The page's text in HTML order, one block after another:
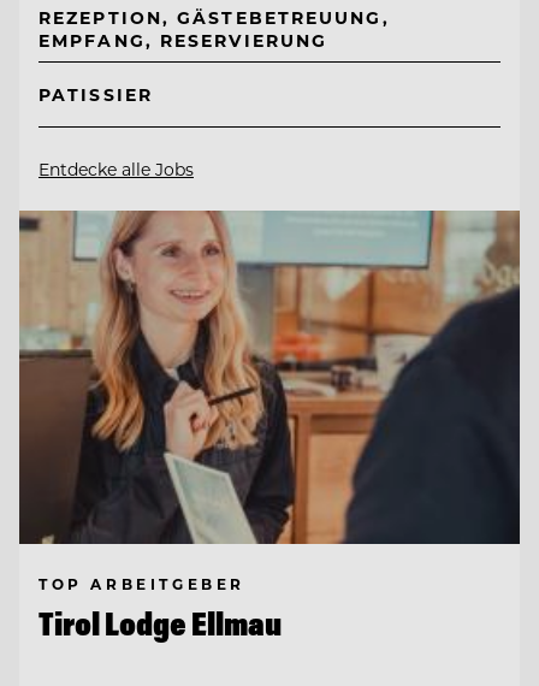
REZEPTION, GÄSTEBETREUUNG,
EMPFANG, RESERVIERUNG
PATISSIER
Entdecke alle Jobs
TOP ARBEITGEBER
Tirol Lodge Ellmau